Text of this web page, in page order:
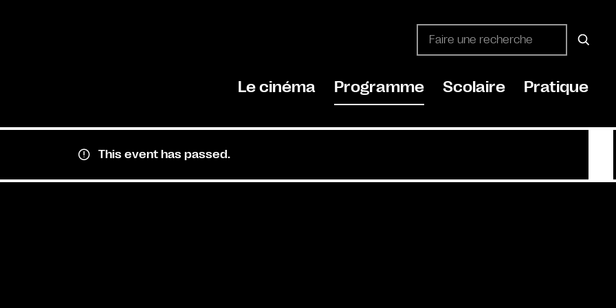
Le cinéma Programme Scolaire Pratique
This event has passed.